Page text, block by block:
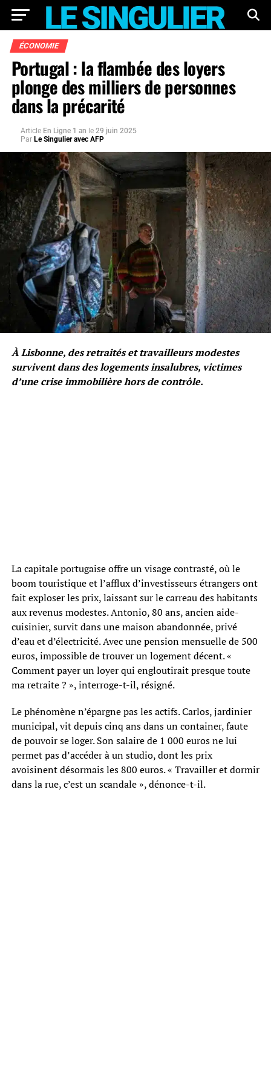
ÉCONOMIE
Portugal : la flambée des loyers
plonge des milliers de personnes
dans la précarité
Article En Ligne 1 an le 29 juin 2025
Par Le Singulier avec AFP
À Lisbonne, des retraités et travailleurs modestes
survivent dans des logements insalubres, victimes
d’une crise immobilière hors de contrôle.
La capitale portugaise offre un visage contrasté, où le
boom touristique et l’afflux d’investisseurs étrangers ont
fait exploser les prix, laissant sur le carreau des habitants
aux revenus modestes. Antonio, 80 ans, ancien aide-
cuisinier, survit dans une maison abandonnée, privé
d’eau et d’électricité. Avec une pension mensuelle de 500
euros, impossible de trouver un logement décent. «
Comment payer un loyer qui engloutirait presque toute
ma retraite ? », interroge-t-il, résigné.
Le phénomène n’épargne pas les actifs. Carlos, jardinier
municipal, vit depuis cinq ans dans un container, faute
de pouvoir se loger. Son salaire de 1 000 euros ne lui
permet pas d’accéder à un studio, dont les prix
avoisinent désormais les 800 euros. « Travailler et dormir
dans la rue, c’est un scandale », dénonce-t-il.